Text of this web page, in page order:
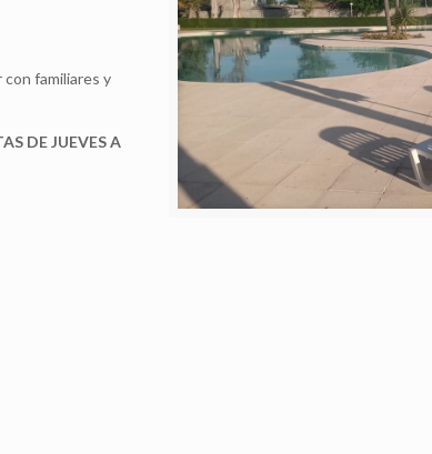
familiares y
DE JUEVES A